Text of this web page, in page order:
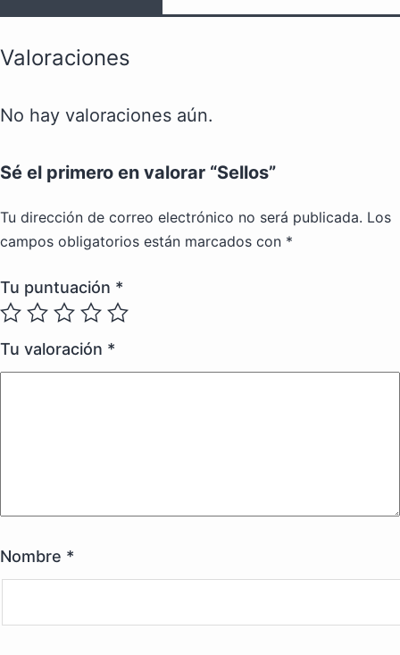
Valoraciones
No hay valoraciones aún.
Sé el primero en valorar “Sellos”
Tu dirección de correo electrónico no será publicada. Los
campos obligatorios están marcados con *
Tu puntuación *
Tu valoración *
Nombre *